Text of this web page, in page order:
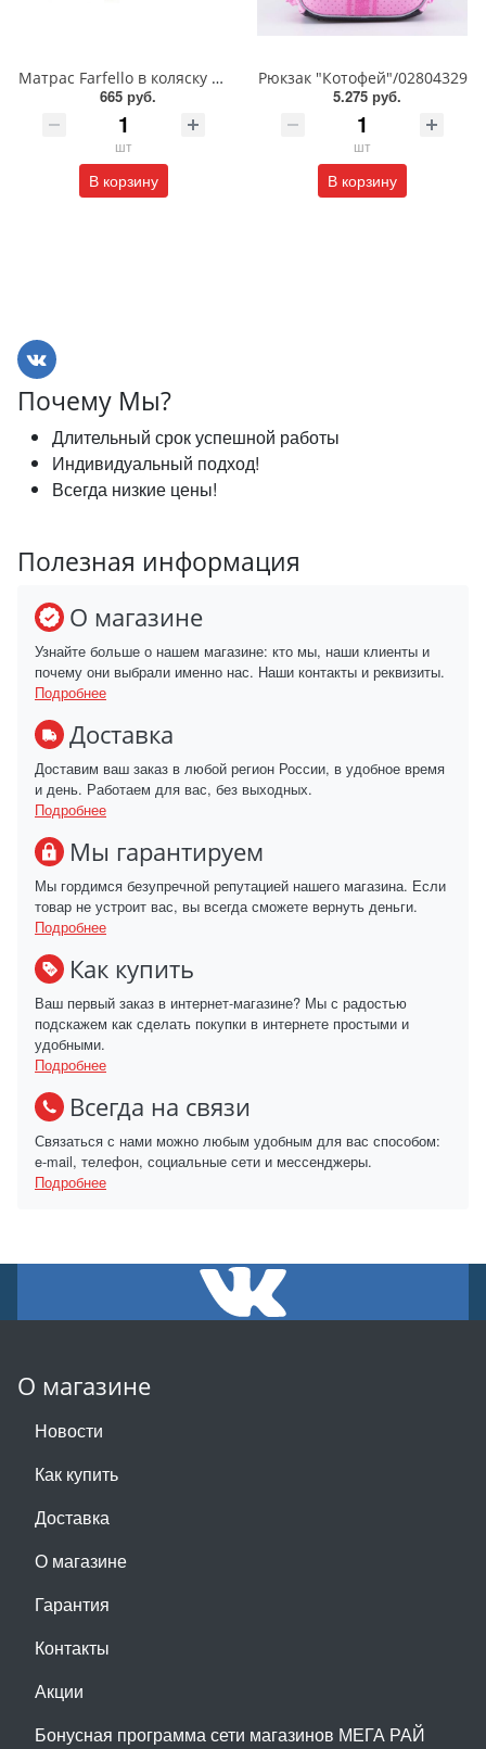
Матрас Farfello в коляску 1 см/Кокос/80*39/FL1r
665 руб.
шт
В корзину
Рюкзак "Котофей"/02804329
5.275 руб.
шт
В корзину
Почему Мы?
Длительный срок успешной работы
Индивидуальный подход!
Всегда низкие цены!
Полезная информация
О магазине
Узнайте больше о нашем магазине: кто мы, наши клиенты и
почему они выбрали именно нас. Наши контакты и реквизиты.
Подробнее
Доставка
Доставим ваш заказ в любой регион России, в удобное время
и день. Работаем для вас, без выходных.
Подробнее
Мы гарантируем
Мы гордимся безупречной репутацией нашего магазина. Если
товар не устроит вас, вы всегда сможете вернуть деньги.
Подробнее
Как купить
Ваш первый заказ в интернет-магазине? Мы с радостью
подскажем как сделать покупки в интернете простыми и
удобными.
Подробнее
Всегда на связи
Связаться с нами можно любым удобным для вас способом:
e-mail, телефон, социальные сети и мессенджеры.
Подробнее
О магазине
Новости
Как купить
Доставка
О магазине
Гарантия
Контакты
Акции
Бонусная программа сети магазинов МЕГА РАЙ